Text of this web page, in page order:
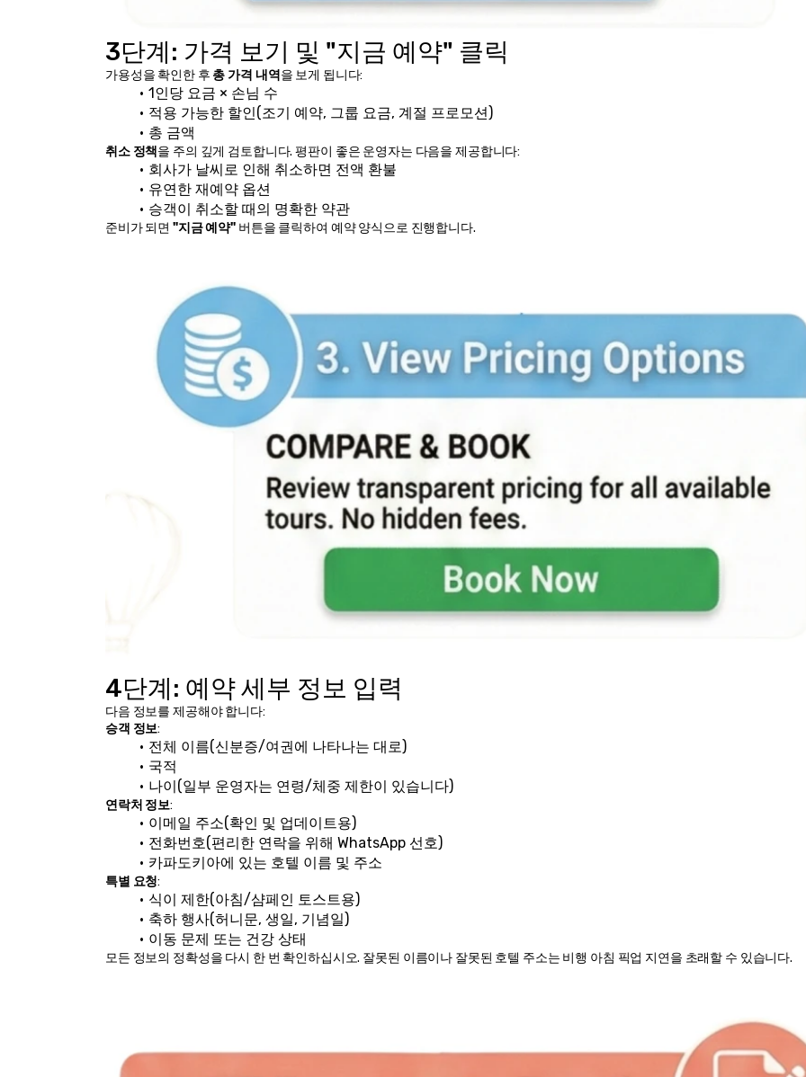
3단계: 가격 보기 및 "지금 예약" 클릭
가용성을 확인한 후 총 가격 내역을 보게 됩니다:
1인당 요금 × 손님 수
적용 가능한 할인(조기 예약, 그룹 요금, 계절 프로모션)
총 금액
취소 정책을 주의 깊게 검토합니다. 평판이 좋은 운영자는 다음을 제공합니다:
회사가 날씨로 인해 취소하면 전액 환불
유연한 재예약 옵션
승객이 취소할 때의 명확한 약관
준비가 되면 "지금 예약" 버튼을 클릭하여 예약 양식으로 진행합니다.
4단계: 예약 세부 정보 입력
다음 정보를 제공해야 합니다:
승객 정보:
전체 이름(신분증/여권에 나타나는 대로)
국적
나이(일부 운영자는 연령/체중 제한이 있습니다)
연락처 정보:
이메일 주소(확인 및 업데이트용)
전화번호(편리한 연락을 위해 WhatsApp 선호)
카파도키아에 있는 호텔 이름 및 주소
특별 요청:
식이 제한(아침/샴페인 토스트용)
축하 행사(허니문, 생일, 기념일)
이동 문제 또는 건강 상태
모든 정보의 정확성을 다시 한 번 확인하십시오. 잘못된 이름이나 잘못된 호텔 주소는 비행 아침 픽업 지연을 초래할 수 있습니다.